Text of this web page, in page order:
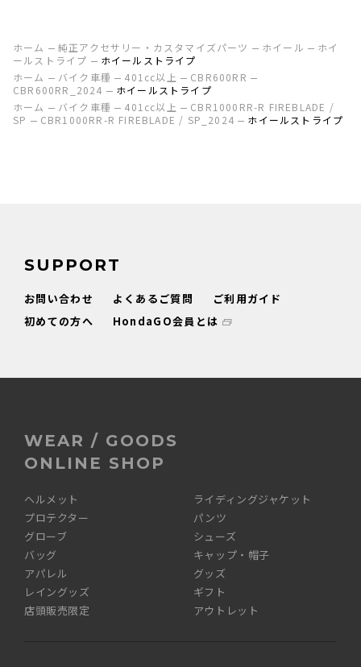
ホーム 純正アクセサリー・カスタマイズパーツ ホイール
ホイ
ールストライプ
ホイールストライプ
ホーム
バイク車種 401cc以上
CBR600RR
CBR600RR_2024
ホイールストライプ
ホーム
バイク車種 401cc以上
CBR1000RR-R FIREBLADE /
SP
CBR1000RR-R FIREBLADE / SP_2024 ホイールストライプ
SUPPORT
お問い合わせ よくあるご質問
ご利用ガイド
初めての方へ
HondaGO会員とは
WEAR / GOODS
ONLINE SHOP
ヘルメット
ライディングジャケット
プロテクター
パンツ
グローブ
シューズ
バッグ
キャップ・帽子
アパレル
グッズ
レイングッズ
ギフト
店頭販売限定
アウトレット